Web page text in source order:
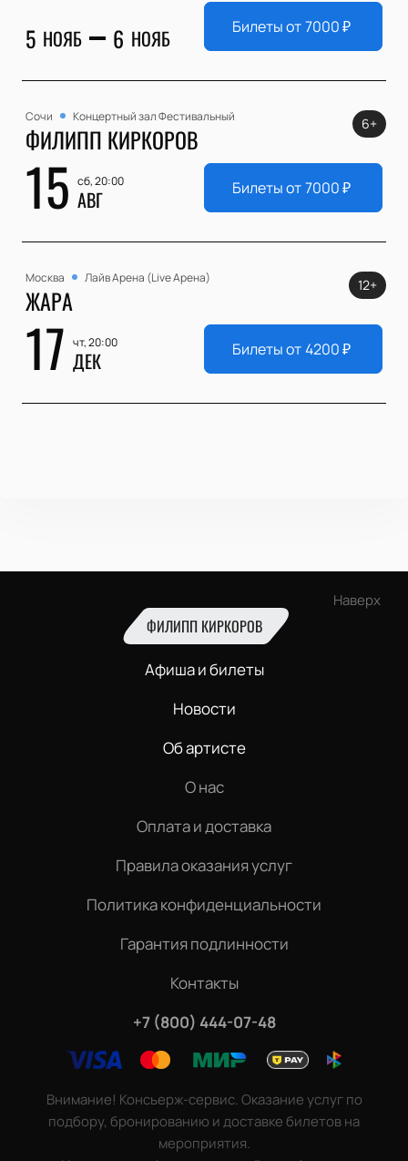
5 НОЯБ 6 НОЯБ Билеты от7000₽
Сочи Концертный зал Фестивальный
ФИЛИПП КИРКОРОВ
15 сб, 20:00
АВГ
6+
Билеты от7000₽
Москва Лайв Арена (Live Арена)
ЖАРА
17 чт, 20:00
ДЕК
12+
Билеты от4200₽
Наверх
ФИЛИПП КИРКОРОВ
Афиша и билеты
Новости
Об артисте
О нас
Оплата и доставка
Правила оказания услуг
Политика конфиденциальности
Гарантия подлинности
Контакты
+7 (800) 444-07-48
Внимание! Консьерж-сервис. Оказание услуг по
подбору, бронированию и доставке билетов на
мероприятия.